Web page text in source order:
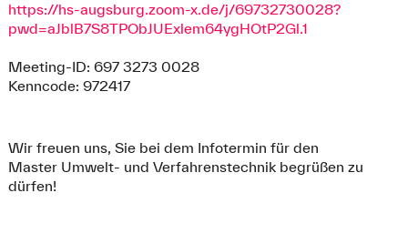
https://hs-augsburg.zoom-x.de/j/69732730028?
pwd=aJblB7S8TPObJUExlem64ygHOtP2Gl.1
Meeting-ID: 697 3273 0028
Kenncode: 972417
Wir freuen uns, Sie bei dem Infotermin für den
Master Umwelt- und Verfahrenstechnik begrüßen zu
dürfen!